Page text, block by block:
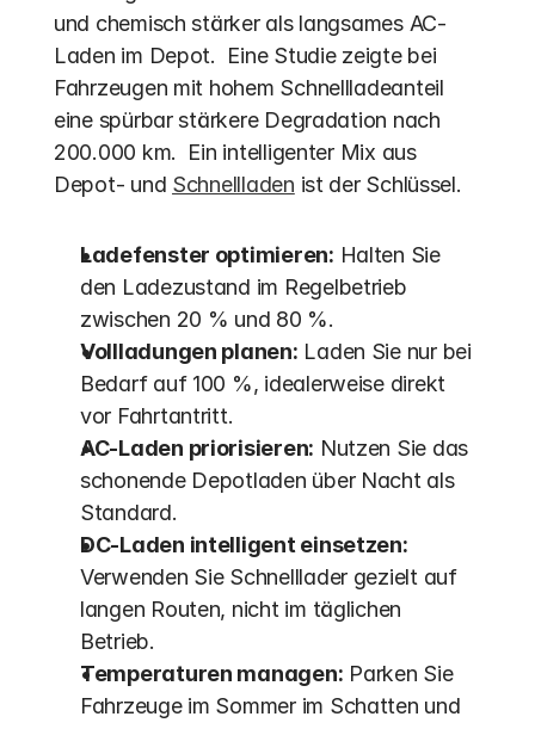
und chemisch stärker als langsames AC-
Laden im Depot.  Eine Studie zeigte bei
Fahrzeugen mit hohem Schnellladeanteil
eine spürbar stärkere Degradation nach
200.000 km.  Ein intelligenter Mix aus
Depot- und Schnellladen ist der Schlüssel.
Ladefenster optimieren: Halten Sie
den Ladezustand im Regelbetrieb
zwischen 20 % und 80 %.
Vollladungen planen: Laden Sie nur bei
Bedarf auf 100 %, idealerweise direkt
vor Fahrtantritt.
AC-Laden priorisieren: Nutzen Sie das
schonende Depotladen über Nacht als
Standard.
DC-Laden intelligent einsetzen:
Verwenden Sie Schnelllader gezielt auf
langen Routen, nicht im täglichen
Betrieb.
Temperaturen managen: Parken Sie
Fahrzeuge im Sommer im Schatten und